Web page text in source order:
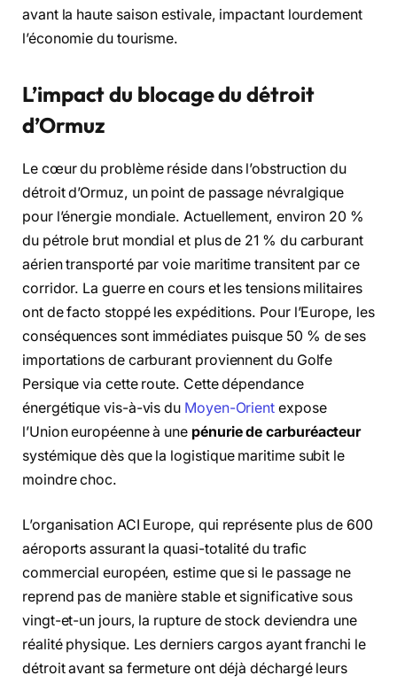
avant la haute saison estivale, impactant lourdement
l’économie du tourisme.
L’impact du blocage du détroit
d’Ormuz
Le cœur du problème réside dans l’obstruction du
détroit d’Ormuz, un point de passage névralgique
pour l’énergie mondiale. Actuellement, environ 20 %
du pétrole brut mondial et plus de 21 % du carburant
aérien transporté par voie maritime transitent par ce
corridor. La guerre en cours et les tensions militaires
ont de facto stoppé les expéditions. Pour l’Europe, les
conséquences sont immédiates puisque 50 % de ses
importations de carburant proviennent du Golfe
Persique via cette route. Cette dépendance
énergétique vis-à-vis du Moyen-Orient expose
l’Union européenne à une pénurie de carburéacteur
systémique dès que la logistique maritime subit le
moindre choc.
L’organisation ACI Europe, qui représente plus de 600
aéroports assurant la quasi-totalité du trafic
commercial européen, estime que si le passage ne
reprend pas de manière stable et significative sous
vingt-et-un jours, la rupture de stock deviendra une
réalité physique. Les derniers cargos ayant franchi le
détroit avant sa fermeture ont déjà déchargé leurs